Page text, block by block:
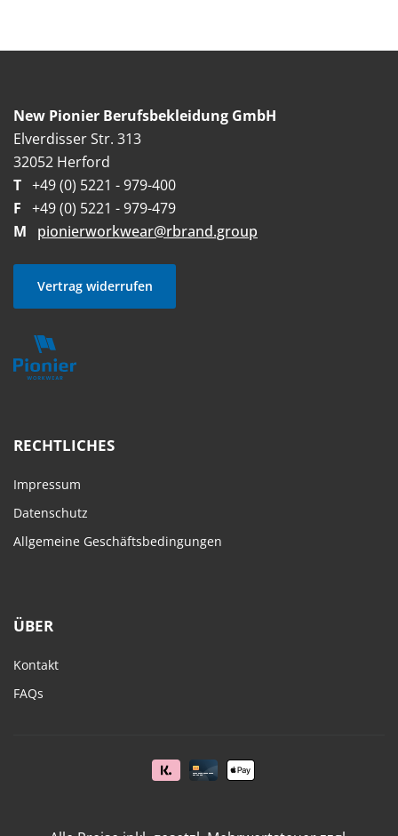
New Pionier Berufsbekleidung GmbH
Elverdisser Str. 313
32052 Herford
T +49 (0) 5221 - 979-400
F +49 (0) 5221 - 979-479
M
pionierworkwear@rbrand.group
Vertrag widerrufen
RECHTLICHES
Impressum
Datenschutz
Allgemeine Geschäftsbedingungen
ÜBER
Kontakt
FAQs